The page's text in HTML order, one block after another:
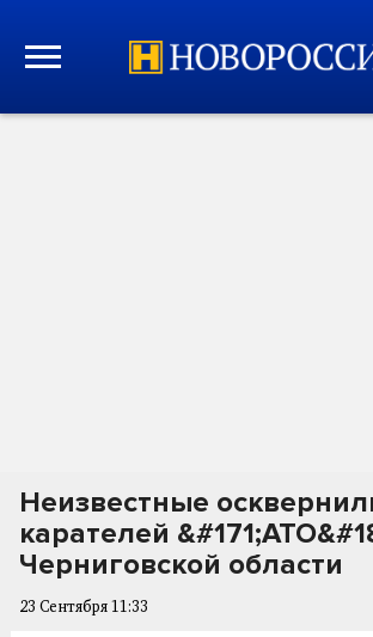
Неизвестные
карателей
Черниговской области
23 Сентября 11:33